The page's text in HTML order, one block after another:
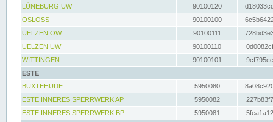
LÜNEBURG UW
90100120
OSLOSS
90100100
UELZEN OW
90100111
UELZEN UW
90100110
WITTINGEN
90100101
ESTE
BUXTEHUDE
5950080
ESTE INNERES SPERRWERK AP
5950082
ESTE INNERES SPERRWERK BP
5950081